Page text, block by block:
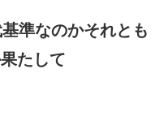
準なのかそれとも
たして